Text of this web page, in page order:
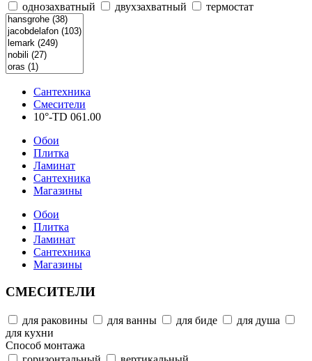
однозахватный
двухзахватный термостат
Сантехника
Смесители
10°-TD 061.00
Обои
Плитка
Ламинат
Сантехника
Магазины
Обои
Плитка
Ламинат
Сантехника
Магазины
СМЕСИТЕЛИ
для раковины для ванны для биде
для душа
для кухни
Способ монтажа